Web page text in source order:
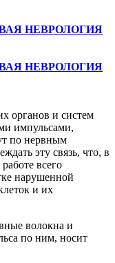
НЕВРОЛОГИЯ
НЕВРОЛОГИЯ
органов и систем
импульсами,
по нервным
эту связь, что, в
всего
нарушенной
и их
волокна и
по ним, носит